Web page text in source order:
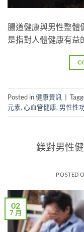
腸道健康與男性整體
是指對人體健康有益
Posted in健康資訊
元素,心血管健康, 男性性
鎂對男性
POSTED
02
7 月